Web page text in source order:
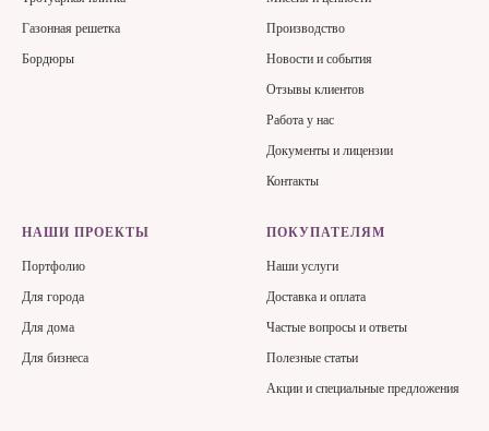
Газонная решетка
Бордюры
Производство
Новости и события
Отзывы клиентов
Работа у нас
Документы и лицензии
Контакты
НАШИ ПРОЕКТЫ
Портфолио
Для города
Для дома
Для бизнеса
ПОКУПАТЕЛЯМ
Наши услуги
Доставка и оплата
Частые вопросы и ответы
Полезные статьи
Акции и специальные предложения